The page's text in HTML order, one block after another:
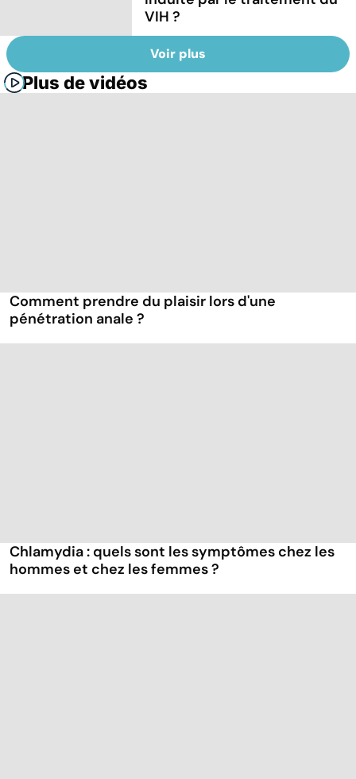
VIH ?
Voir plus
Plus de vidéos
Comment prendre du plaisir lors d'une
pénétration anale ?
Chlamydia : quels sont les symptômes chez les
hommes et chez les femmes ?